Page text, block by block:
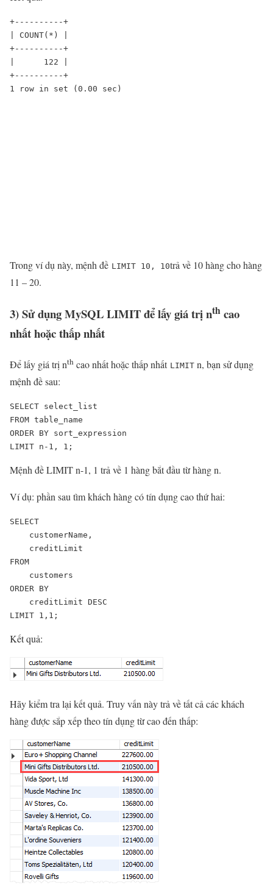
+----------+
| COUNT(*) |
+----------+
|      122 |
+----------+
1 row in set (0.00 sec)
Trong ví dụ này, mệnh đề LIMIT 10, 10trả về 10 hàng cho hàng
11 – 20.
3) Sử dụng MySQL LIMIT để lấy giá trị nth cao
nhất hoặc thấp nhất
Để lấy giá trị nth cao nhất hoặc thấp nhất LIMIT n, bạn sử dụng
mệnh đề sau:
SELECT select_list
FROM table_name
ORDER BY sort_expression
LIMIT n-1, 1;
Mệnh đề LIMIT n-1, 1 trả về 1 hàng bắt đầu từ hàng n.
Ví dụ: phần sau tìm khách hàng có tín dụng cao thứ hai:
SELECT
    customerName,
    creditLimit
FROM
    customers
ORDER BY
    creditLimit DESC
LIMIT 1,1;
Kết quả:
Hãy kiểm tra lại kết quả. Truy vấn này trả về tất cả các khách
hàng được sắp xếp theo tín dụng từ cao đến thấp: